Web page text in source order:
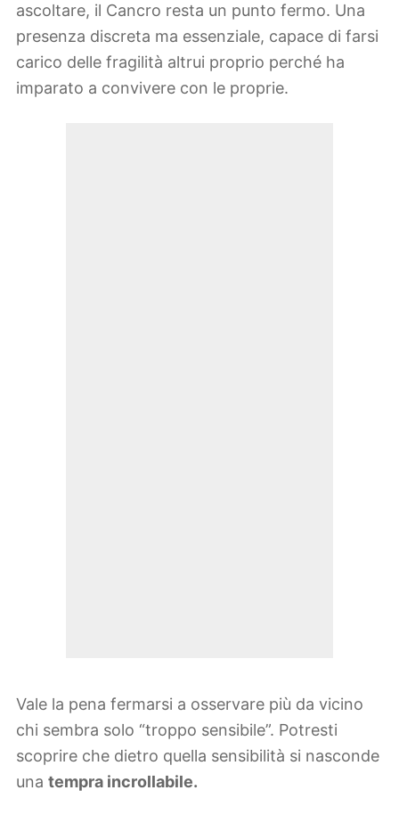
ascoltare, il Cancro resta un punto fermo. Una
presenza discreta ma essenziale, capace di farsi
carico delle fragilità altrui proprio perché ha
imparato a convivere con le proprie.
Vale la pena fermarsi a osservare più da vicino
chi sembra solo “troppo sensibile”. Potresti
scoprire che dietro quella sensibilità si nasconde
una tempra incrollabile.